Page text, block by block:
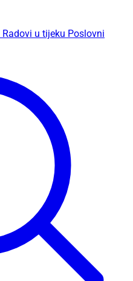
Radovi u tijeku Poslovni